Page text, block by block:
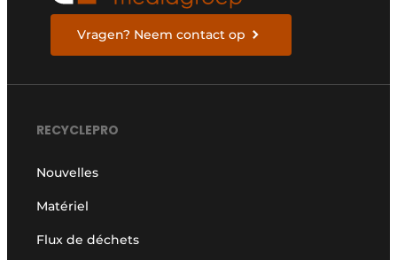
Vragen? Neem contact op
RECYCLEPRO
Nouvelles
Matériel
Flux de déchets